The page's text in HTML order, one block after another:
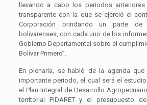
llevando a cabo los periodos
transparente con la que se ejerció el
Corporación brindando un parte
bolivarenses, con cada uno de los
Gobierno Departamental sobre el
Bolívar Primero”.
En plenaria, se habló de la agenda
importante periodo, el cual será el
el Plan Integral de Desarrollo
territorial PIDARET y el presupuesto